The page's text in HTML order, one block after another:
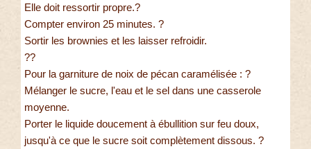
Elle doit ressortir propre.?
Compter environ 25 minutes. ?
Sortir les brownies et les laisser refroidir.
??
Pour la garniture de noix de pécan caramélisée : ?
Mélanger le sucre, l'eau et le sel dans une casserole
moyenne.
Porter le liquide doucement à ébullition sur feu doux,
jusqu'à ce que le sucre soit complètement dissous. ?